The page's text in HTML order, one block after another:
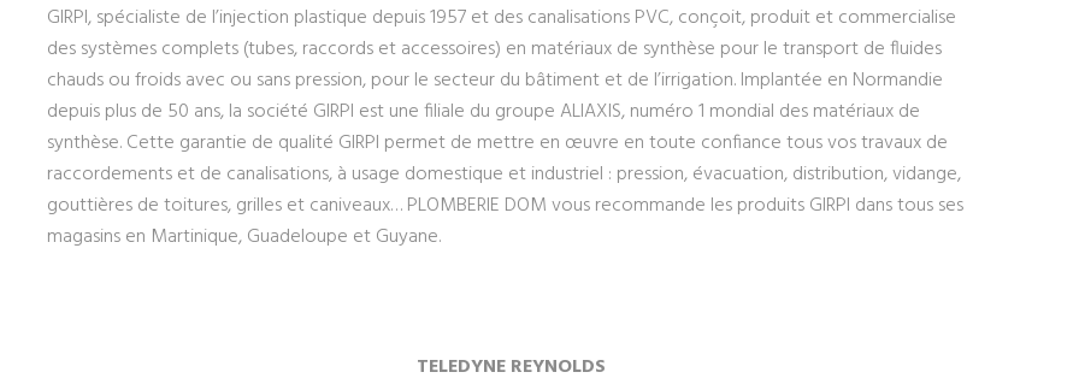
GIRPI, spécialiste de l’injection plastique depuis 1957 et des canalisations PVC, conçoit, produit et commercialise
des systèmes complets (tubes, raccords et accessoires) en matériaux de synthèse pour le transport de fluides
chauds ou froids avec ou sans pression, pour le secteur du bâtiment et de l’irrigation. Implantée en Normandie
depuis plus de 50 ans, la société GIRPI est une filiale du groupe ALIAXIS, numéro 1 mondial des matériaux de
synthèse. Cette garantie de qualité GIRPI permet de mettre en œuvre en toute confiance tous vos travaux de
raccordements et de canalisations, à usage domestique et industriel : pression, évacuation, distribution, vidange,
gouttières de toitures, grilles et caniveaux… PLOMBERIE DOM vous recommande les produits GIRPI dans tous ses
magasins en Martinique, Guadeloupe et Guyane.
TELEDYNE REYNOLDS